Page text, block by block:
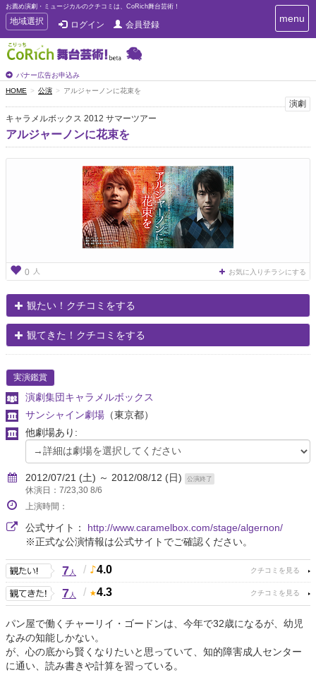
お薦め演劇・ミュージカルのクチコミは、CoRich舞台芸術！
T
o
g
g
e
n
a
v
i
g
地域選択 ログイン 会員登録
バナー広告お申込み
T
o
i
g
menu
HOME 公演 アルジャーノンに花束を
演劇
キャラメルボックス 2012 サマーツアー
アルジャーノンに花束を
0 人 お気に入りチラシにする
観たい！クチコミをする
観てきた！クチコミをする
実演鑑賞
演劇集団キャラメルボックス
サンシャイン劇場 （東京都）
他劇場あり:
2012/07/21 (土) ～ 2012/08/12 (日) 公演終了
休演日：7/23,30 8/6
上演時間：
公式サイト： http://www.caramelbox.com/stage/algernon/
※正式な公演情報は公式サイトでご確認ください。
7人 / 4.0
7人 / 4.3
パン屋で働くチャーリイ・ゴードンは、今年で32歳になるが、幼児
なみの知能しかない。
が、心の底から賢くなりたいと思っていて、知的障害成人センター
に通い、読み書きや計算を習っている。